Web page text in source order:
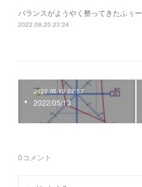
バランスがようやく整ってきたふぅー
2022.08.20 23:24
2022.05.12 22:57
2022/05/13
0コメント